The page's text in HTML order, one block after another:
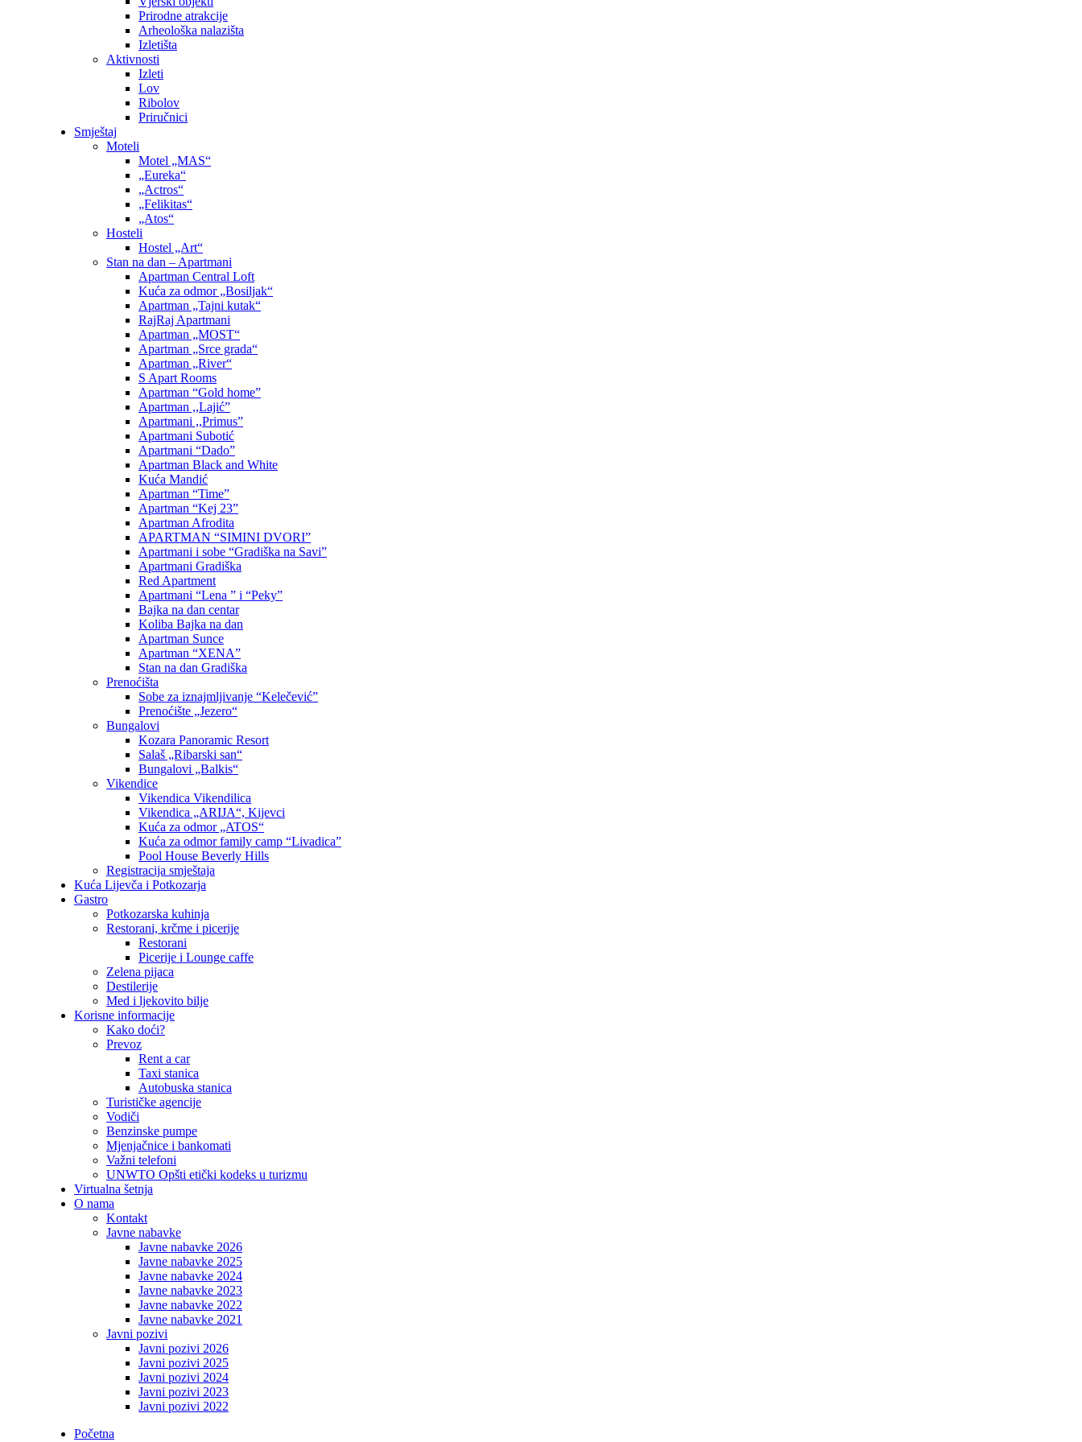
Prirodne atrakcije
Arheološka nalazišta
Izletišta
Aktivnosti
Izleti
Lov
Ribolov
Priručnici
Smještaj
Moteli
Motel „MAS“
„Eureka“
„Actros“
„Felikitas“
„Atos“
Hosteli
Hostel „Art“
Stan na dan – Apartmani
Apartman Central Loft
Kuća za odmor „Bosiljak“
Apartman „Tajni kutak“
RajRaj Apartmani
Apartman „MOST“
Apartman „Srce grada“
Apartman „River“
S Apart Rooms
Apartman “Gold home”
Apartman ,,Lajić”
Apartmani ,,Primus”
Apartmani Subotić
Apartmani “Dado”
Apartman Black and White
Kuća Mandić
Apartman “Time”
Apartman “Kej 23”
Apartman Afrodita
APARTMAN “SIMINI DVORI”
Apartmani i sobe “Gradiška na Savi”
Apartmani Gradiška
Red Apartment
Apartmani “Lena ” i “Peky”
Bajka na dan centar
Koliba Bajka na dan
Apartman Sunce
Apartman “XENA”
Stan na dan Gradiška
Prenoćišta
Sobe za iznajmljivanje “Kelečević”
Prenoćište „Jezero“
Bungalovi
Kozara Panoramic Resort
Salaš „Ribarski san“
Bungalovi „Balkis“
Vikendice
Vikendica Vikendilica
Vikendica „ARIJA“, Kijevci
Kuća za odmor „ATOS“
Kuća za odmor family camp “Livadica”
Pool House Beverly Hills
Registracija smještaja
Kuća Lijevča i Potkozarja
Gastro
Potkozarska kuhinja
Restorani, krčme i picerije
Restorani
Picerije i Lounge caffe
Zelena pijaca
Destilerije
Med i ljekovito bilje
Korisne informacije
Kako doći?
Prevoz
Rent a car
Taxi stanica
Autobuska stanica
Turističke agencije
Vodiči
Benzinske pumpe
Mjenjačnice i bankomati
Važni telefoni
UNWTO Opšti etički kodeks u turizmu
Virtualna šetnja
O nama
Kontakt
Javne nabavke
Javne nabavke 2026
Javne nabavke 2025
Javne nabavke 2024
Javne nabavke 2023
Javne nabavke 2022
Javne nabavke 2021
Javni pozivi
Javni pozivi 2026
Javni pozivi 2025
Javni pozivi 2024
Javni pozivi 2023
Javni pozivi 2022
Početna